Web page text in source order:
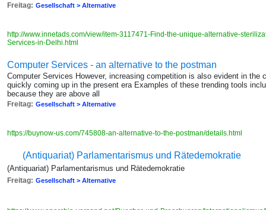
Freitag: Gesellschaft > Alternative
http://www.innetads.com/view/item-3117471-Find-the-unique-alternative-
Services-in-Delhi.html
Computer Services - an alternative to the postman
Computer Services However, increasing competition is also evident in the
quickly coming up in the present era Examples of these trending tools
because they are above all
Freitag: Gesellschaft > Alternative
https://buynow-us.com/745808-an-alternative-to-the-postman/details.html
(Antiquariat) Parlamentarismus und Rätedemokratie
(Antiquariat) Parlamentarismus und Rätedemokratie
Freitag: Gesellschaft > Alternative